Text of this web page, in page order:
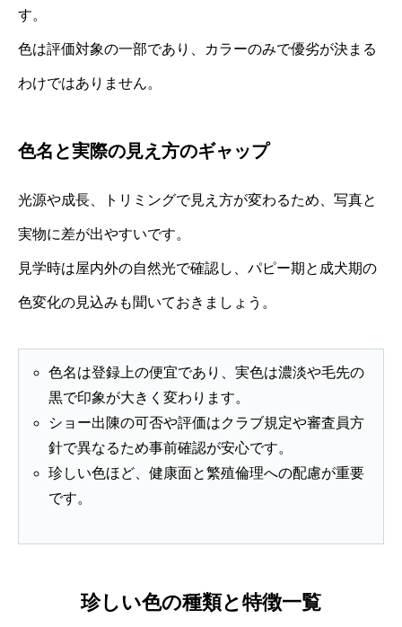
す。
色は評価対象の一部であり、カラーのみで優劣が決まる
わけではありません。
色名と実際の見え方のギャップ
光源や成長、トリミングで見え方が変わるため、写真と
実物に差が出やすいです。
見学時は屋内外の自然光で確認し、パピー期と成犬期の
色変化の見込みも聞いておきましょう。
色名は登録上の便宜であり、実色は濃淡や毛先の
黒で印象が大きく変わります。
ショー出陳の可否や評価はクラブ規定や審査員方
針で異なるため事前確認が安心です。
珍しい色ほど、健康面と繁殖倫理への配慮が重要
です。
珍しい色の種類と特徴一覧